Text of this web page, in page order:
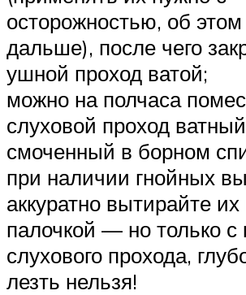
осторожностью, об этом
дальше), после чего
ушной проход ватой;
можно на полчаса
слуховой проход
смоченный в борном
при наличии гнойных
аккуратно вытирайте их
палочкой — но только с
слухового прохода,
лезть нельзя!